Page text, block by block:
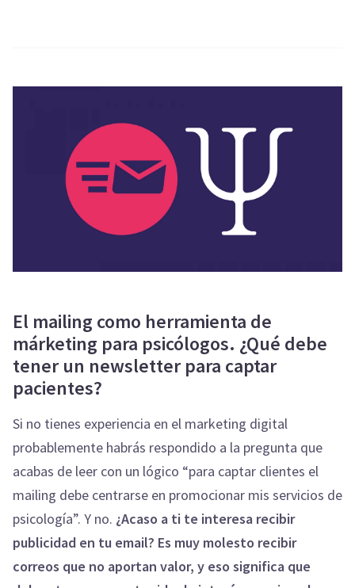
El mailing como herramienta de
márketing para psicólogos. ¿Qué debe
tener un newsletter para captar
pacientes?
Si no tienes experiencia en el marketing digital
probablemente habrás respondido a la pregunta que
acabas de leer con un lógico “para captar clientes el
mailing debe centrarse en promocionar mis servicios de
psicología”. Y no. ¿Acaso a ti te interesa recibir
publicidad en tu email? Es muy molesto recibir
correos que no aportan valor, y eso significa que